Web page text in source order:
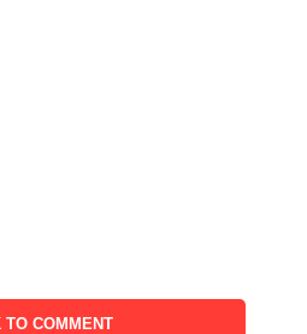
TO COMMENT